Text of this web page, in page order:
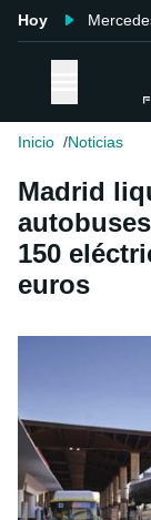
Hoy
Inicio Noticias
Madrid
150
euros